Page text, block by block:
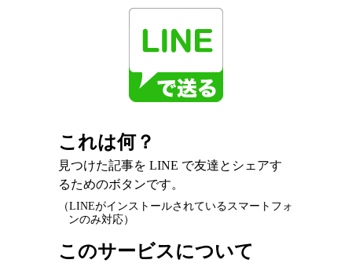
これは何？
見つけた記事を LINE で友達とシェアす
るためのボタンです。
（LINEがインストールされているスマートフォ
ンのみ対応）
このサービスについて